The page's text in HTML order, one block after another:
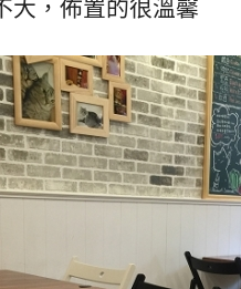
大，佈置的很溫馨